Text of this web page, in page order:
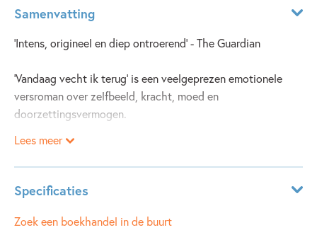
Samenvatting
'Intens, origineel en diep ontroerend' - The Guardian
'Vandaag vecht ik terug' is een veelgeprezen emotionele
versroman over zelfbeeld, kracht, moed en
doorzettingsvermogen.
Het leven van Lily bestaat uit twee totaal verschillende
werelden: op school wordt ze genadeloos gepest, terwijl
ze bij haar liefdevolle ouders zichzelf kan zijn, maar moet
dealen met heel andere problemen. Als Lily door haar vader
wordt geïntroduceerd in de wereld van het boksen, krijgt
Lees meer
Specificaties
ISBN: 9789463495080
Zoek een boekhandel in de buurt